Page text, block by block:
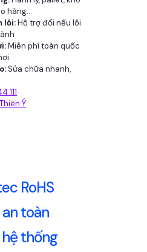
hàng...
lỗi:Hỗ trợ đổi nếu lỗi
Miễn phí toàn quốc
Sửa chữa nhanh,
111
Ý
RoHS
toàn
thống